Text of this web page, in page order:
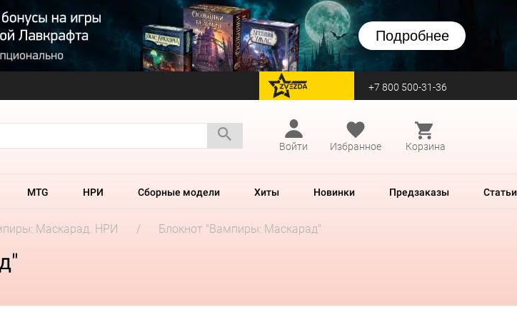
Подробнее
перейти на Zvezda +7 800 500-31-36
Войти
Избранное Корзина
MTG НРИ Сборные модели Хиты Новинки Предзаказы Статьи
Маскарад. НРИ Блокнот "Вампиры: Маскарад"